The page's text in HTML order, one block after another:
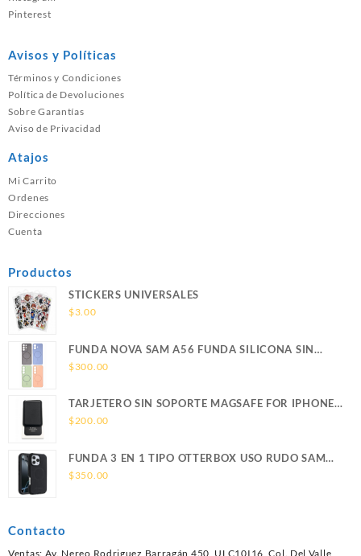
Pinterest
Avisos y Políticas
Términos y Condiciones
Política de Devoluciones
Sobre Garantías
Aviso de Privacidad
Atajos
Mi Carrito
Ordenes
Direcciones
Cuenta
Productos
STICKERS UNIVERSALES
$3.00
FUNDA NOVA SAM A56 FUNDA SILICONA SIN
SOPORTE MAGNETICO SAMSUNG
$300.00
TARJETERO SIN SOPORTE MAGSAFE FOR IPHONE
LEATHER WALLET MAGSAFE
$200.00
FUNDA 3 EN 1 TIPO OTTERBOX USO RUDO SAM
S26 ULTRA SAMSUNG S26 ULTRA
$350.00
Contacto
Ventas: Av. Nereo Rodriguez Barragán 450, ULC10I16, Col. Del Valle,